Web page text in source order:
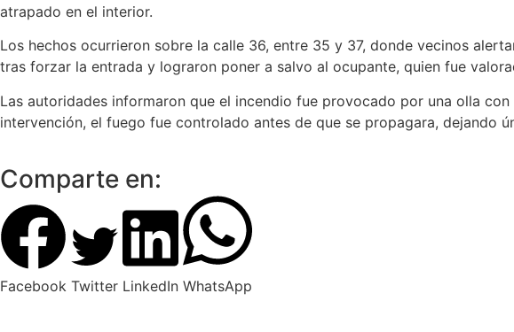
atrapado en el interior.
Los hechos ocurrieron sobre la calle 36, entre 35 y 37, donde vecinos
tras forzar la entrada y lograron poner a salvo al ocupante, quien fue
Las autoridades informaron que el incendio fue provocado por una olla
intervención, el fuego fue controlado antes de que se propagara, dejando
Comparte en:
Facebook Twitter LinkedIn WhatsApp